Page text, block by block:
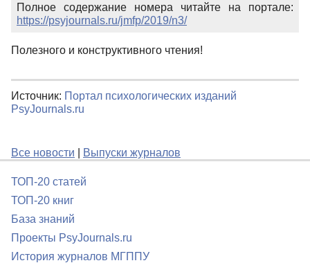
Полное содержание номера читайте на портале:
https://psyjournals.ru/jmfp/2019/n3/
Полезного и конструктивного чтения!
Источник: Портал психологических изданий
PsyJournals.ru
Все новости Выпуски журналов
ТОП-20 статей
ТОП-20 книг
База знаний
Проекты PsyJournals.ru
История журналов МГППУ